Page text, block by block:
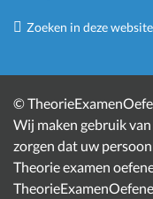
Zoeken in deze website
©
Wij maken gebruik
zorgen dat uw
Theorie examen